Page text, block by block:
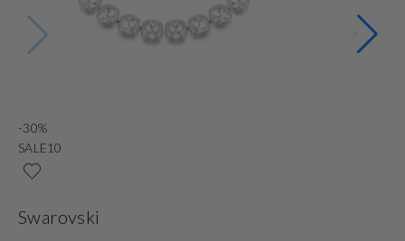
-30%
SALE10
Swarovski